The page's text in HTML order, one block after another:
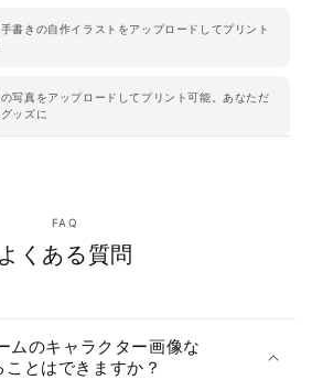
書きの自作イラストをアップロードしてプリント
写真をアップロードしてプリント可能。あなただ
ッズに
FAQ
よくある質問
ムのキャラクター画像な
とはできますか？